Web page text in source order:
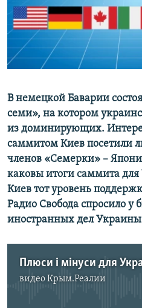
ПОБЕДИТЕЛЕЙ НЕ СУДЯТ?
КРЫМ.НЕПОКОРЕННЫЙ
ELIFBE
ПРИСОЕДИНЯЙТЕСЬ!
Все сайты RFE/RL
В немецкой Баварии
семи», на котором
из доминирующих.
саммитом Киев посетили
членов «Семерки» –
каковы итоги саммита
Киев тот уровень
Радио Свобода спросило у
иностранных дел
видеоКрым.Реалии